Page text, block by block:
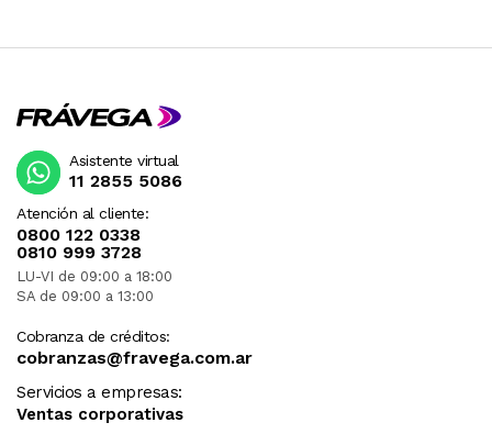
Atención al cliente:
0800 122 0338
0810 999 3728
LU-VI de 09:00 a 18:00
SA de 09:00 a 13:00
Cobranza de créditos:
cobranzas@fravega.com.ar
Servicios a empresas:
Ventas corporativas
Asistente virtual
11 2855 5086